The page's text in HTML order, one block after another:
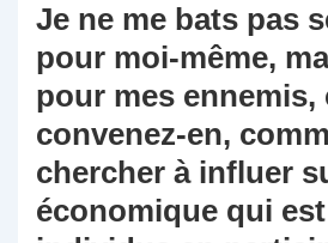
Je ne me bats pas
pour moi-même,
pour mes ennemis,
convenez-en,
chercher à influer
économique qui